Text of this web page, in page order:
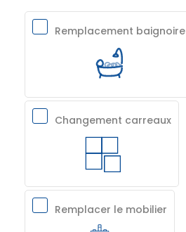
Remplacement baignoire
Changement carreaux
Remplacer le mobilier